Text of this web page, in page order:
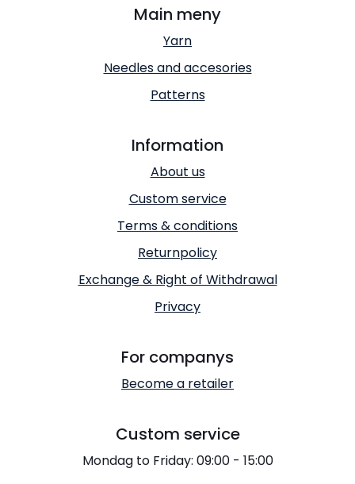
Main meny
Yarn
Needles and accesories
Patterns
Information
About us
Custom service
Terms & conditions
Returnpolicy
Exchange & Right of Withdrawal
Privacy
For companys
Become a retailer
Custom service
Mondag to Friday: 09:00 - 15:00